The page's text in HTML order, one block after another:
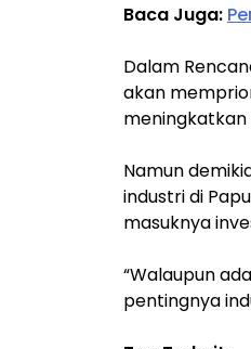
Baca Juga:
Dalam
akan
Namun
industri di
masuknya
“Walaupun
pentingnya